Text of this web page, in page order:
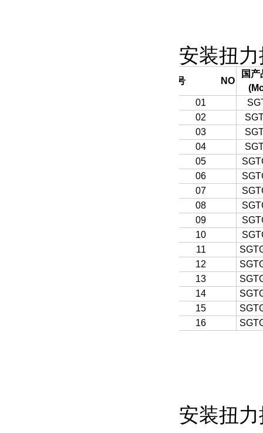
安装扭
序号 NO
国产
01
02
03
04
05
06
07
08
09
10
11
12
13
14
15
16
安装扭